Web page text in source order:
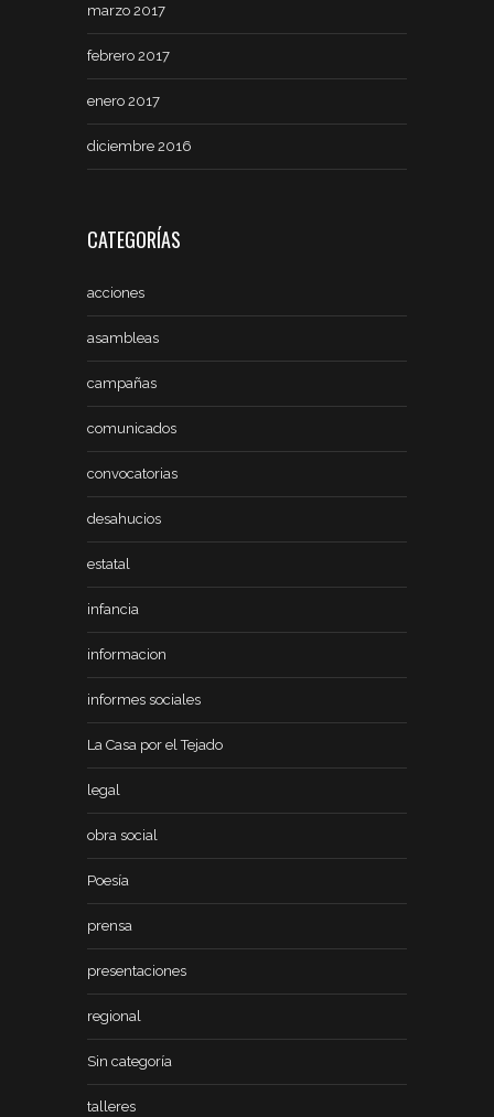
marzo 2017
febrero 2017
enero 2017
diciembre 2016
CATEGORÍAS
acciones
asambleas
campañas
comunicados
convocatorias
desahucios
estatal
infancia
informacion
informes sociales
La Casa por el Tejado
legal
obra social
Poesía
prensa
presentaciones
regional
Sin categoría
talleres